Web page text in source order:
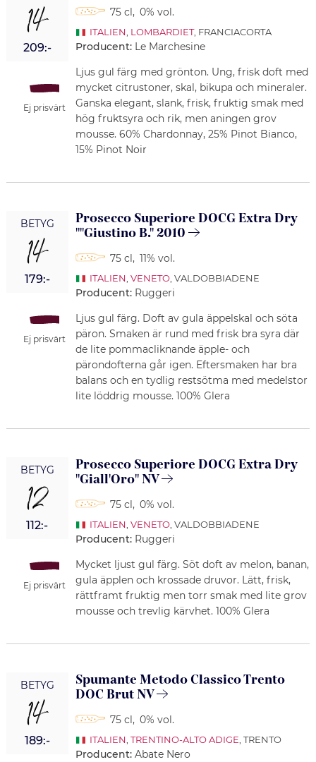
14
209:-
Ej prisvärt
75 cl, 0% vol.
ITALIEN LOMBARDIET, FRANCIACORTA
Producent: Le Marchesine
Ljus gul färg med grönton. Ung, frisk doft med
mycket citrustoner, skal, bikupa och mineraler.
Ganska elegant, slank, frisk, fruktig smak med
hög fruktsyra och rik, men aningen grov
mousse. 60% Chardonnay, 25% Pinot Bianco,
15% Pinot Noir
BETYG
14
179:-
Ej prisvärt
Prosecco Superiore DOCG Extra Dry
""Giustino B." 2010
75 cl, 11% vol.
ITALIEN VENETO, VALDOBBIADENE
Producent: Ruggeri
Ljus gul färg. Doft av gula äppelskal och söta
päron. Smaken är rund med frisk bra syra där
de lite pommacliknande äpple- och
pärondofterna går igen. Eftersmaken har bra
balans och en tydlig restsötma med medelstor
lite löddrig mousse. 100% Glera
BETYG
12
112:-
Ej prisvärt
Prosecco Superiore DOCG Extra Dry
"Giall'Oro" NV
75 cl, 0% vol.
ITALIEN VENETO, VALDOBBIADENE
Producent: Ruggeri
Mycket ljust gul färg. Söt doft av melon, banan,
gula äpplen och krossade druvor. Lätt, frisk,
rättframt fruktig men torr smak med lite grov
mousse och trevlig kärvhet. 100% Glera
BETYG
14
189:-
Spumante Metodo Classico Trento
DOC Brut NV
75 cl, 0% vol.
ITALIEN TRENTINO-ALTO ADIGE , TRENTO
Producent: Abate Nero